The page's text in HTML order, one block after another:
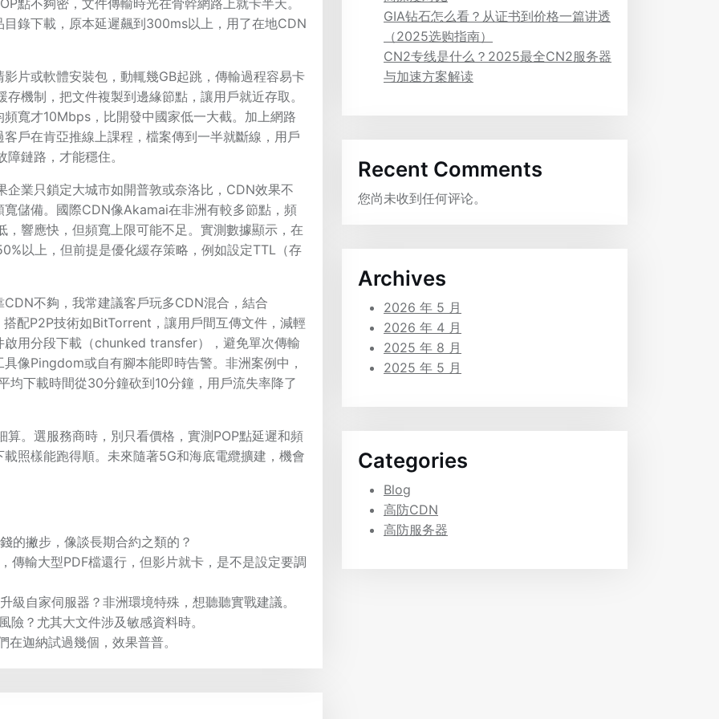
點不夠密，文件傳輸時光在骨幹網路上就卡半天。
錄下載，原本延遲飆到300ms以上，用了在地CDN
片或軟體安裝包，動輒幾GB起跳，傳輸過程容易卡
機制，把文件複製到邊緣節點，讓用戶就近存取。
寬才10Mbps，比開發中國家低一大截。加上網路
戶在肯亞推線上課程，檔案傳到一半就斷線，用戶
鏈路，才能穩住。
業只鎖定大城市如開普敦或奈洛比，CDN效果不
儲備。國際CDN像Akamai在非洲有較多節點，頻
響應快，但頻寬上限可能不足。實測數據顯示，在
以上，但前提是優化緩存策略，例如設定TTL（存
不夠，我常建議客戶玩多CDN混合，結合
配P2P技術如BitTorrent，讓用戶間互傳文件，減輕
用分段下載（chunked transfer），避免單次傳輸
像Pingdom或自有腳本能即時告警。非洲案例中，
均下載時間從30分鐘砍到10分鐘，用戶流失率降了
。選服務商時，別只看價格，實測POP點延遲和頻
照樣能跑得順。未來隨著5G和海底電纜擴建，機會
的撇步，像談長期合約之類的？
輸大型PDF檔還行，但影片就卡，是不是設定要調
級自家伺服器？非洲環境特殊，想聽聽實戰建議。
？尤其大文件涉及敏感資料時。
迦納試過幾個，效果普普。
GIA钻石怎么看？从证书到价格一篇讲透
（2025选购指南）
CN2专线是什么？2025最全CN2服务器
与加速方案解读
Recent Comments
您尚未收到任何评论。
Archives
2026 年 5 月
2026 年 4 月
2025 年 8 月
2025 年 5 月
Categories
Blog
高防CDN
高防服务器